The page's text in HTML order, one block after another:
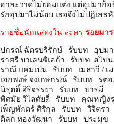
อาละวาดไม่ยอมแต่ง แต่อุปมาก็อ
รักอุปมาไม่น้อย เธอจึงไม่ปฏิเสธ
รายชื่อนักแสดงใน ละคร รอยมาร
ปกรณ์ ฉัตรบริรักษ์ รับบท อุปมา
ราศรี บาเลนซิเอก้า รับบท สไบน
ราณี แคมเปน รับบท เมธาวี / เม
เอกพงษ์ จงเกษกรณ์ รับบท รตอ
นิรุตติ์ ศิริจรรยา รับบท บารมี
พิศมัย วิไลศัยดิ์ รับบท คุณหญิง
เพ็ญพักตร์ ศิริกุล รับบท วิจิตรา
ดิลก ทองวัฒนา รับบท ประมุข